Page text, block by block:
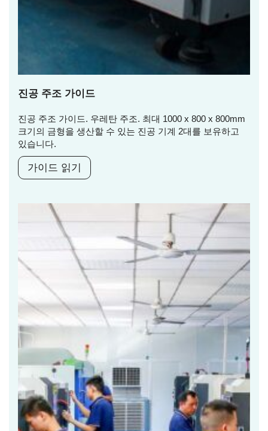
진공 주조 가이드
진공 주조 가이드. 우레탄 주조. 최대 1000 x 800 x 800mm
크기의 금형을 생산할 수 있는 진공 기계 2대를 보유하고
있습니다.
가이드 읽기